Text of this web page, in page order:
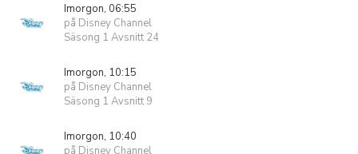
Imorgon, 06:55
på Disney Channel
Säsong 1 Avsnitt 24
Imorgon, 10:15
på Disney Channel
Säsong 1 Avsnitt 9
Imorgon, 10:40
på Disney Channel